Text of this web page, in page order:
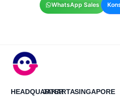
WhatsApp Sales
HEADQUARTER
JAKARTASINGAPORE